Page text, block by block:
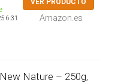
6:31
Amazon.es
Nature – 250g,